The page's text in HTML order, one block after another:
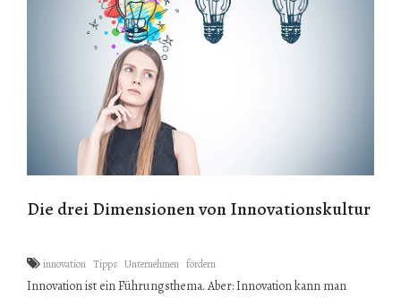
Die drei Dimensionen von Innovationskultur
innovation Tipps Unternehmen fördern
Innovation ist ein Führungsthema. Aber: Innovation kann man